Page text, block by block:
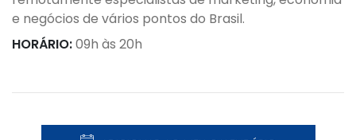
e negócios de vários pontos do Brasil.
HORÁRIO:09h às 20h